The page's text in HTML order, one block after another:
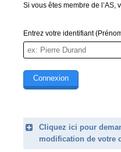
Si vous êtes membre de l’AS,
Entrez votre identifiant
Cliquez ici pour
modification de votre